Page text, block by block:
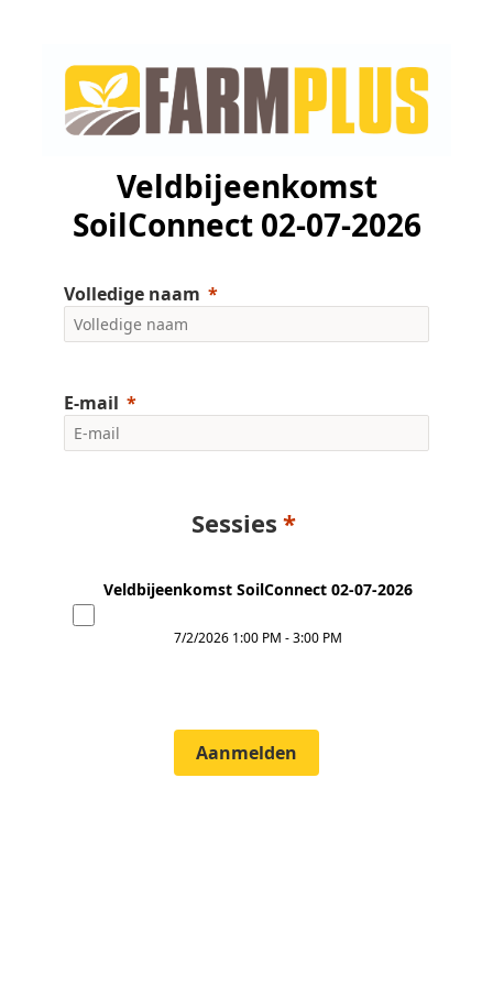
Veldbijeenkomst
SoilConnect 02-07-2026
Volledige naam
E-mail
Sessies
Veldbijeenkomst SoilConnect 02-07-2026
7/2/2026 1:00 PM -3:00 PM
Aanmelden